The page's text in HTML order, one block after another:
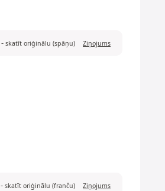
- skatīt oriģinālu (spāņu) Ziņojums
- skatīt oriģinālu (franču) Ziņojums